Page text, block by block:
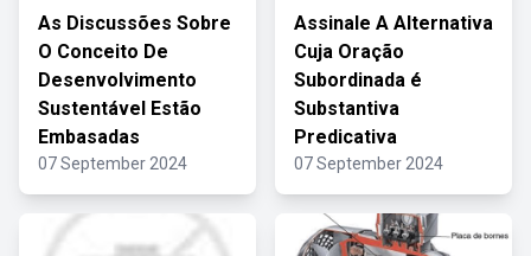
As Discussões Sobre
O Conceito De
Desenvolvimento
Sustentável Estão
Embasadas
07 September 2024
Assinale A Alternativa
Cuja Oração
Subordinada é
Substantiva
Predicativa
07 September 2024